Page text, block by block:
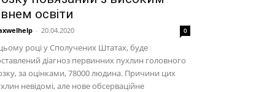
освіти
- 20.04.2020 0
році у Сполучених Штатах, буде
діагноз первинних пухлин головного
за оцінками, 78000 людина. Причини цих
невідомі, але нове обсерваційне